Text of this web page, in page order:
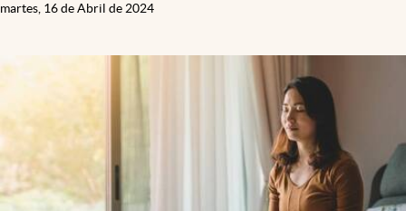
martes, 16 de Abril de 2024